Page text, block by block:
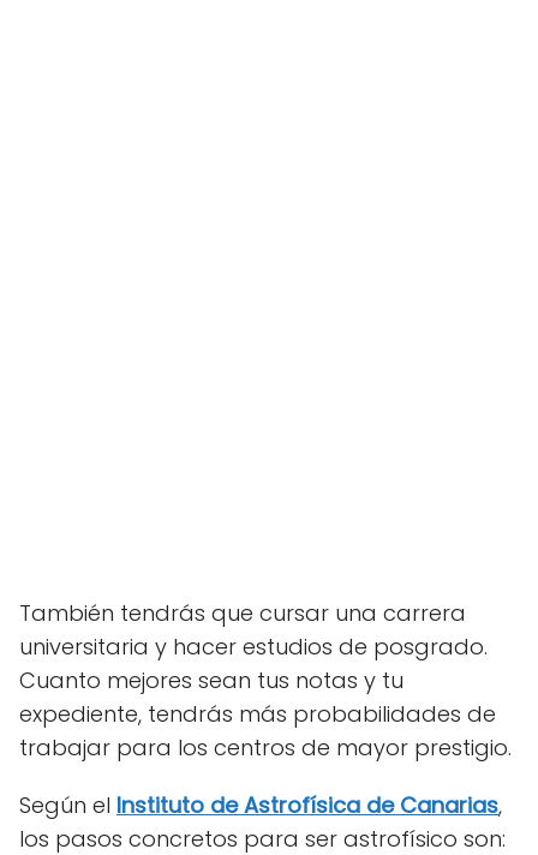
También tendrás que cursar una carrera
universitaria y hacer estudios de posgrado.
Cuanto mejores sean tus notas y tu
expediente, tendrás más probabilidades de
trabajar para los centros de mayor prestigio.
Según el Instituto de Astrofísica de Canarias,
los pasos concretos para ser astrofísico son: